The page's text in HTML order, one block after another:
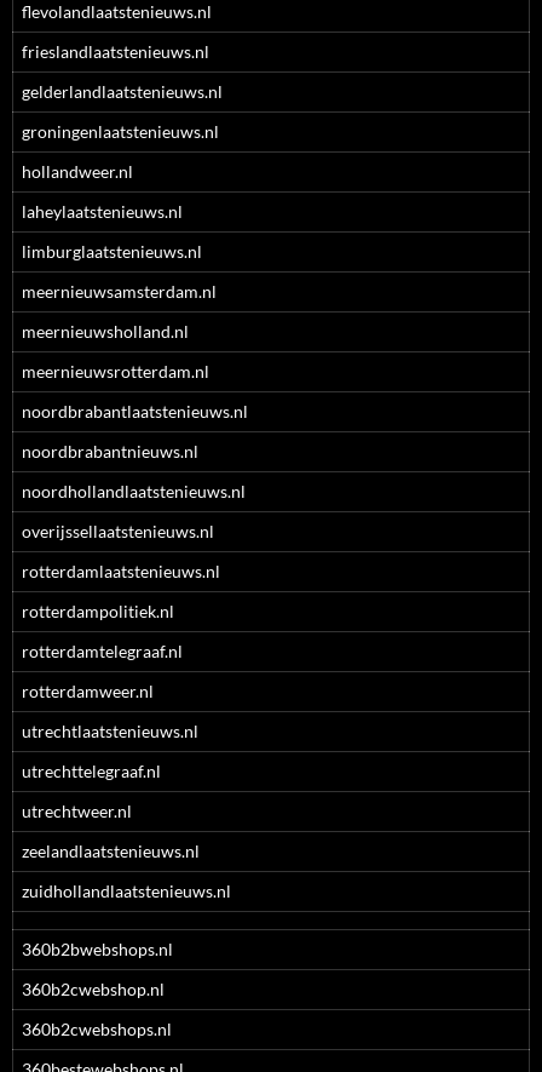
flevolandlaatstenieuws.nl
frieslandlaatstenieuws.nl
gelderlandlaatstenieuws.nl
groningenlaatstenieuws.nl
hollandweer.nl
laheylaatstenieuws.nl
limburglaatstenieuws.nl
meernieuwsamsterdam.nl
meernieuwsholland.nl
meernieuwsrotterdam.nl
noordbrabantlaatstenieuws.nl
noordbrabantnieuws.nl
noordhollandlaatstenieuws.nl
overijssellaatstenieuws.nl
rotterdamlaatstenieuws.nl
rotterdampolitiek.nl
rotterdamtelegraaf.nl
rotterdamweer.nl
utrechtlaatstenieuws.nl
utrechttelegraaf.nl
utrechtweer.nl
zeelandlaatstenieuws.nl
zuidhollandlaatstenieuws.nl
360b2bwebshops.nl
360b2cwebshop.nl
360b2cwebshops.nl